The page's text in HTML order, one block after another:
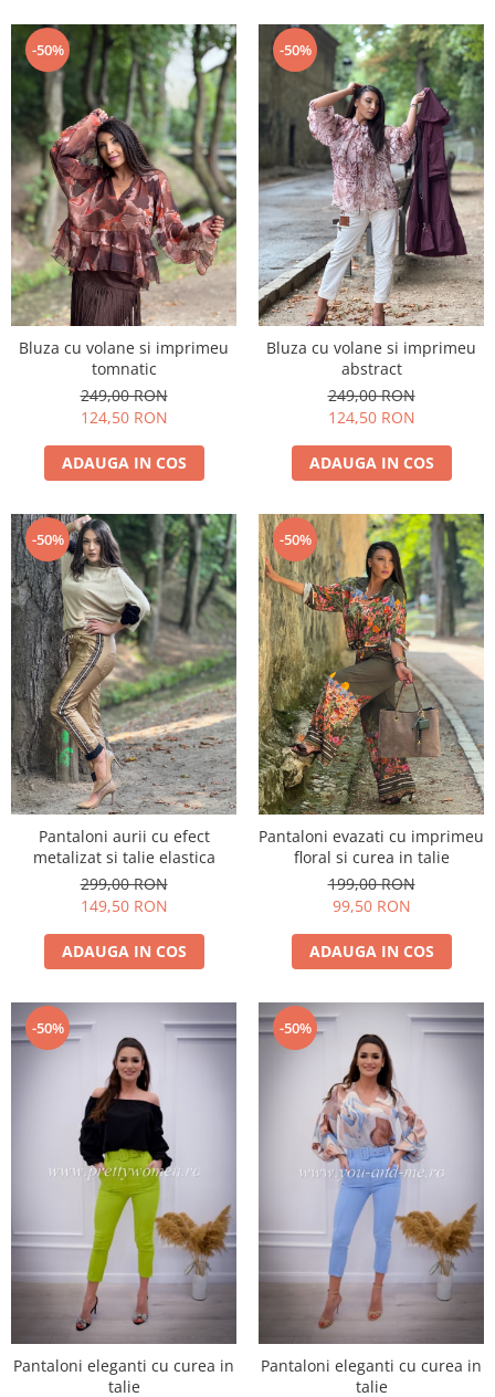
-50%
Bluza cu volane si imprimeu
tomnatic
249,00 RON
124,50 RON
ADAUGA IN COS
-50%
Bluza cu volane si imprimeu
abstract
249,00 RON
124,50 RON
ADAUGA IN COS
-50%
Pantaloni aurii cu efect
metalizat si talie elastica
299,00 RON
149,50 RON
ADAUGA IN COS
-50%
Pantaloni evazati cu imprimeu
floral si curea in talie
199,00 RON
99,50 RON
ADAUGA IN COS
-50%
Pantaloni eleganti cu curea in
talie
-50%
Pantaloni eleganti cu curea in
talie